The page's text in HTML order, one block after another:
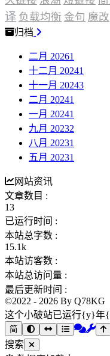
译 负载均衡 金句 魔改
归档
二月 20261
十二月 20241
十一月 20243
二月 20241
一月 20241
九月 20232
八月 20231
五月 20231
网站资讯
文章数目 :
13
已运行时间 :
本站总字数 :
15.1k
本站访客数 :
本站总访问量 :
最后更新时间 :
©2022 - 2026 By Q78KG
这个小破站已运行{y}
简
搜索